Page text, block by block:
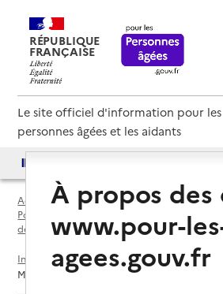
RÉPUBLIQUE
FRANÇAISE
Le site officiel d'information pour les
personnes âgées et les aidants
Accueil
Espace annuaire
Points d'information locaux dédiés aux
département
Indre-et-Loire (37)
Château-Renault
Maison Départementale de la Solidarité
À propos des
www.pour-
agees.gouv.fr